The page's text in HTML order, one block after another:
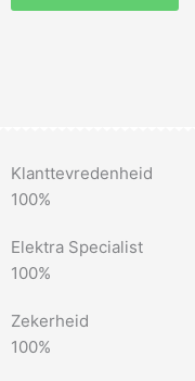
Klanttevredenheid
100%
Elektra Specialist
100%
Zekerheid
100%